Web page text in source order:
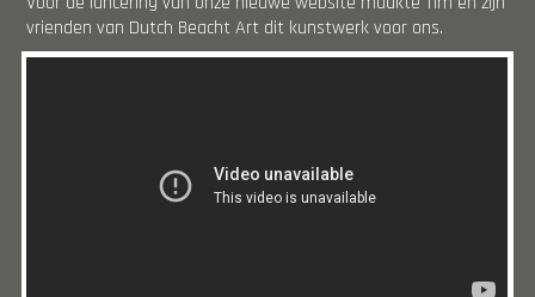
vrienden van Dutch Beacht Art dit kunstwerk voor ons.